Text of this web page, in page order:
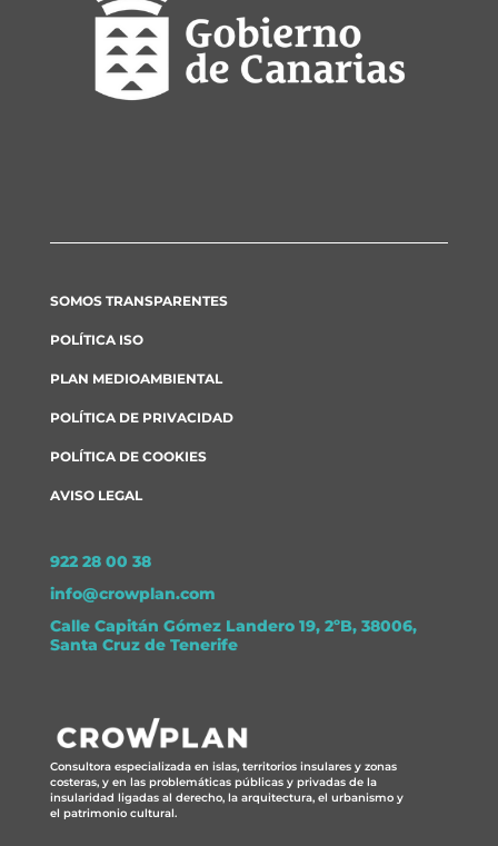
SOMOS TRANSPARENTES
POLÍTICA ISO
PLAN MEDIOAMBIENTAL
POLÍTICA DE PRIVACIDAD
POLÍTICA DE COOKIES
AVISO LEGAL
922 28 00 38
info@crowplan.com
Calle Capitán Gómez Landero 19, 2ºB, 38006,
Santa Cruz de Tenerife
Consultora especializada en islas, territorios insulares y zonas
costeras, y en las problemáticas públicas y privadas de la
insularidad ligadas al derecho, la arquitectura, el urbanismo y
el patrimonio cultural.